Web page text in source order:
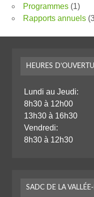
Programmes (1)
Rapports annuels
HEURES
Lundi au Jeudi:
8h30 à 12h00
13h30 à 16h30
Vendredi:
8h30 à 12h30
SADC DE LA VALLÉE-